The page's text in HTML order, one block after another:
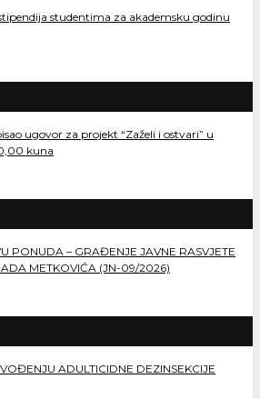
studentima za akademsku godinu
ugovor za projekt “Zaželi i ostvari” u
kuna
PONUDA – GRAĐENJE JAVNE RASVJETE
METKOVIĆA (JN-09/2026)
ADULTICIDNE DEZINSEKCIJE